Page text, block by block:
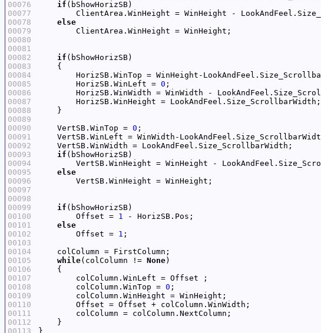
00076
00077
00078
00079
00080
00081
00082
00083
00084
00085
00086
00087
00088
00089
00090
00091
00092
00093
00094
00095
00096
00097
00098
00099
00100
00101
00102
00103
00104
00105
00106
00107
00108
00109
00110
00111
00112
00113
if
else
if
        HorizSB.WinLeft =
0
    VertSB.WinTop =
0
if
else
if
        Offset =
1
else
        Offset =
1
while(colColumn != None
        colColumn.WinTop =
0